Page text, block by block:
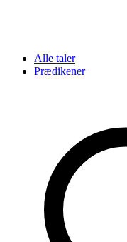
Alle taler
Prædikener